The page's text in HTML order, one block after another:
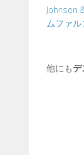
Johnson
ムファル
他にもデ